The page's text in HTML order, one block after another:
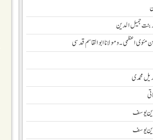
بنت جمیل الدین
مئوی اعظمی ۔و مولانا ابوالقاسم قدسی
محمدی
یوسف
یوسف